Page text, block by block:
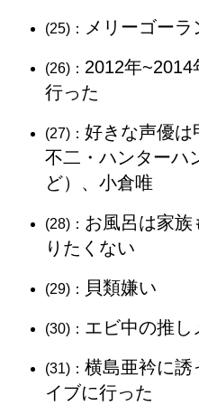
(25)： メリーゴー
(26)： 2012年~2014
行った
(27)： 好きな声優は
不二・ハンターハ
ど）、小倉唯
(28)： お風呂は家族
りたくない
(29)： 貝類嫌い
(30)： エビ中の推し
(31)： 横島亜衿に誘
イブに行った